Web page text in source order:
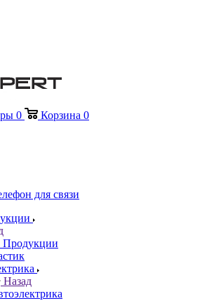
0 Корзина 0
для связи
Продукции
Назад